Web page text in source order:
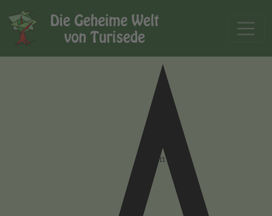
Im Wipfel hoch groovt das Baumhaus stolz
und ruft: „Ich bin es – dein Traum aus Holz!“